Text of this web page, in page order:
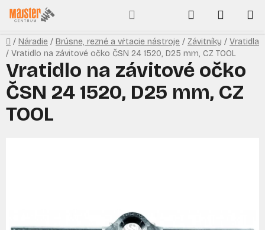
Prejsť
na
obsah
Hľadať
KOŠÍK
Domov
/ Náradie / Brúsne, rezné a vŕtacie nástroje / Závitníky / Vratidla
/ Vratidlo na závitové očko ČSN 24 1520, D25 mm, CZ TOOL
Vratidlo na závitové očko
ČSN 24 1520, D25 mm, CZ
TOOL